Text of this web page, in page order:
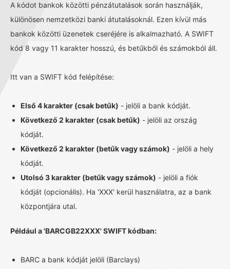
A kódot bankok közötti pénzátutalások során használják,
különösen nemzetközi banki átutalásoknál. Ezen kívül más
bankok közötti üzenetek cseréjére is alkalmazható. A SWIFT
kód 8 vagy 11 karakter hosszú, és betűkből és számokból áll.
Itt van a SWIFT kód felépítése:
Első 4 karakter (csak betűk) - jelöli a bank kódját.
Következő 2 karakter (csak betűk) - jelöli az ország
kódját.
Következő 2 karakter (betűk vagy számok) - jelöli a hely
kódját.
Utolsó 3 karakter (betűk vagy számok) - jelöli a fiók
kódját (opcionális). Ha 'XXX' kerül használatra, az a bank
központjára utal.
Például a 'BARCGB22XXX' SWIFT kódban:
BARC a bank kódját jelöli (Barclays)